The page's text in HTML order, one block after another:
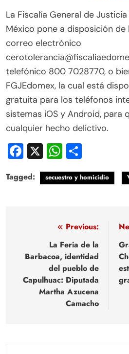
La Fiscalía General de
México pone a disposición de
correo electrónico
telefónico 800 7028770, o
FGJEdomex, la cual está
gratuita para los teléfonos
sistemas iOS y Android, para
cualquier hecho delictivo.
Facebook
X WhatsApp
Tagged: secuestro y homicidio
Navegación
entradas
Previous:
La Feria de la
Barbacoa, identidad
del pueblo de
Capulhuac: Diputada
Martha Azucena
Camacho